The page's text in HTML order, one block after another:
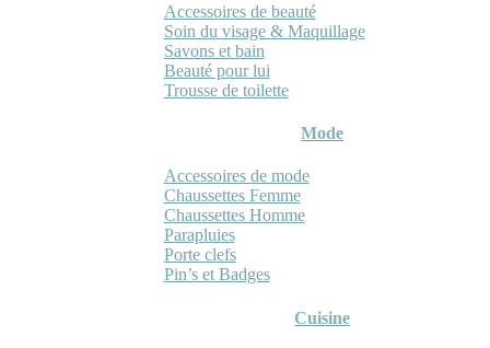
Accessoires de beauté
Soin du visage & Maquillage
Savons et bain
Beauté pour lui
Trousse de toilette
Mode
Accessoires de mode
Chaussettes Femme
Chaussettes Homme
Parapluies
Porte clefs
Pin’s et Badges
Cuisine